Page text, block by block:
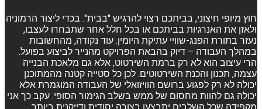
חוץ מיופי חיצוני, בביתכם רצוי להרגיש "בבית". בכדי ליצור הרמוניה
ולאזן את האנרגיות בביתכם או בכל חלל אחר שתבחרו לעצבו,
נעזר בתורת הפנג-שוויי עתיקת היומין. עוד נקודה, מהחשובות
במהלך העבודה – דיוק בהבאת הפרויקט מהנייר לביצוע בפועל.
הרי עיצוב הוא לא רק ברמת השירטוט, אלא גם מלאכת הבנייה
עצמה, תכנון והכנת השירטוטים. לכן כל סטייה קטנה מהמתוכנן
יכולה לא רק לפגוע ברושם הוויזואלי של העבודה המוגמרת אלא
יכולה גם להוות מחסום של ממש בשלב הגימור הסופי. עקב כך אני